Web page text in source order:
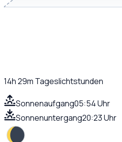
14h 29m Tageslichtstunden
Sonnenaufgang05:54 Uhr
Sonnenuntergang20:23 Uhr